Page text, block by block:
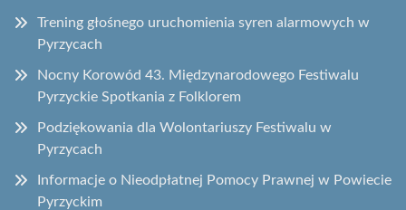
Trening głośnego uruchomienia syren alarmowych w
Pyrzycach
Nocny Korowód 43. Międzynarodowego Festiwalu
Pyrzyckie Spotkania z Folklorem
Podziękowania dla Wolontariuszy Festiwalu w
Pyrzycach
Informacje o Nieodpłatnej Pomocy Prawnej w Powiecie
Pyrzyckim